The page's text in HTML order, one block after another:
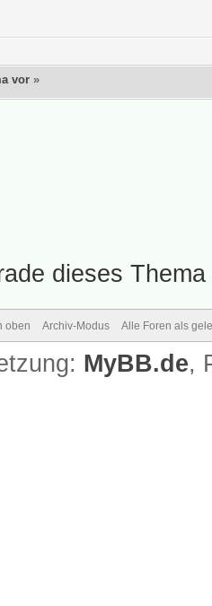
vor »
dieses
oben Archiv-Modus Alle Foren als
MyBB.de,